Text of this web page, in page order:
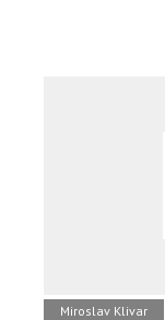
Miroslav Klivar